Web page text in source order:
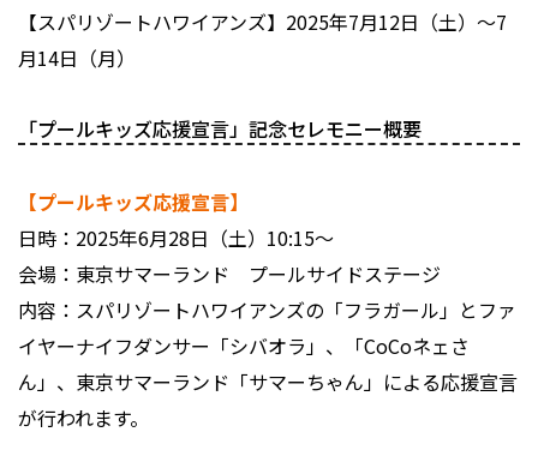
【スパリゾートハワイアンズ】2025年7月12日（土）〜7
月14日（月）
「プールキッズ応援宣言」記念セレモニー概要
【プールキッズ応援宣言】
日時：2025年6月28日（土）10:15〜
会場：東京サマーランド プールサイドステージ
内容：スパリゾートハワイアンズの「フラガール」とファ
イヤーナイフダンサー「シバオラ」、「CoCoネェさ
ん」、東京サマーランド「サマーちゃん」による応援宣言
が行われます。